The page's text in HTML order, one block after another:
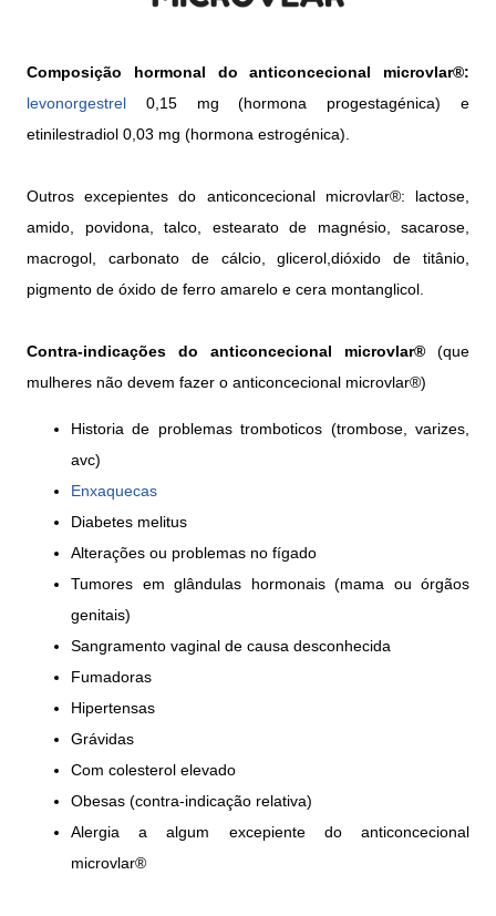
Composição hormonal do anticoncecional microvlar®:
levonorgestrel 0,15 mg (hormona progestagénica) e
etinilestradiol 0,03 mg (hormona estrogénica).
Outros excepientes do anticoncecional microvlar®: lactose,
amido, povidona, talco, estearato de magnésio, sacarose,
macrogol, carbonato de cálcio, glicerol,dióxido de titânio,
pigmento de óxido de ferro amarelo e cera montanglicol.
Contra-indicações do anticoncecional microvlar® (que
mulheres não devem fazer o anticoncecional microvlar®)
Historia de problemas tromboticos (trombose, varizes,
avc)
Enxaquecas
Diabetes melitus
Alterações ou problemas no fígado
Tumores em glândulas hormonais (mama ou órgãos
genitais)
Sangramento vaginal de causa desconhecida
Fumadoras
Hipertensas
Grávidas
Com colesterol elevado
Obesas (contra-indicação relativa)
Alergia a algum excepiente do anticoncecional
microvlar®